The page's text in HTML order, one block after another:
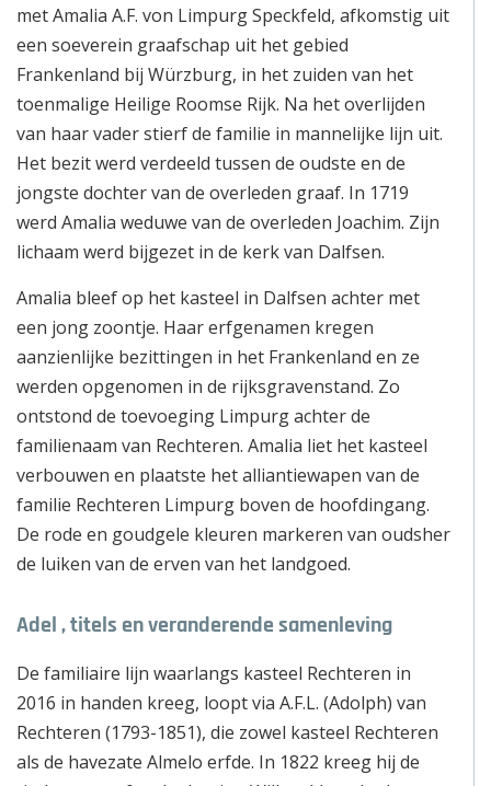
met Amalia A.F. von Limpurg Speckfeld, afkomstig uit
een soeverein graafschap uit het gebied
Frankenland bij Würzburg, in het zuiden van het
toenmalige Heilige Roomse Rijk. Na het overlijden
van haar vader stierf de familie in mannelijke lijn uit.
Het bezit werd verdeeld tussen de oudste en de
jongste dochter van de overleden graaf. In 1719
werd Amalia weduwe van de overleden Joachim. Zijn
lichaam werd bijgezet in de kerk van Dalfsen.
Amalia bleef op het kasteel in Dalfsen achter met
een jong zoontje. Haar erfgenamen kregen
aanzienlijke bezittingen in het Frankenland en ze
werden opgenomen in de rijksgravenstand. Zo
ontstond de toevoeging Limpurg achter de
familienaam van Rechteren. Amalia liet het kasteel
verbouwen en plaatste het alliantiewapen van de
familie Rechteren Limpurg boven de hoofdingang.
De rode en goudgele kleuren markeren van oudsher
de luiken van de erven van het landgoed.
Adel , titels en veranderende samenleving
De familiaire lijn waarlangs kasteel Rechteren in
2016 in handen kreeg, loopt via A.F.L. (Adolph) van
Rechteren (1793-1851), die zowel kasteel Rechteren
als de havezate Almelo erfde. In 1822 kreeg hij de